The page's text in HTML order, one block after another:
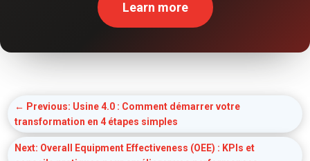
Learn more
← Previous: Usine 4.0 : Comment démarrer votre
transformation en 4 étapes simples
Next: Overall Equipment Effectiveness (OEE) : KPIs et